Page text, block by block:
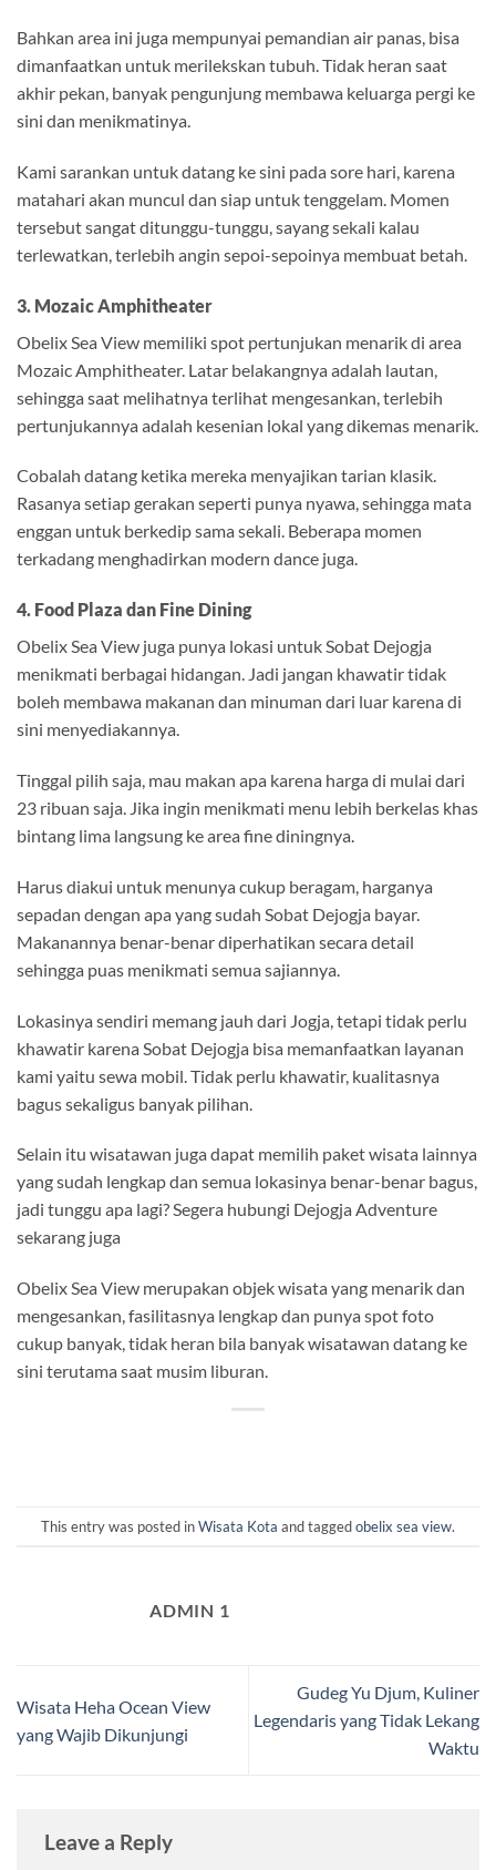
Bahkan area ini juga mempunyai pemandian air panas, bisa
dimanfaatkan untuk merilekskan tubuh. Tidak heran saat
akhir pekan, banyak pengunjung membawa keluarga pergi ke
sini dan menikmatinya.
Kami sarankan untuk datang ke sini pada sore hari, karena
matahari akan muncul dan siap untuk tenggelam. Momen
tersebut sangat ditunggu-tunggu, sayang sekali kalau
terlewatkan, terlebih angin sepoi-sepoinya membuat betah.
3. Mozaic Amphitheater
Obelix Sea View memiliki spot pertunjukan menarik di area
Mozaic Amphitheater. Latar belakangnya adalah lautan,
sehingga saat melihatnya terlihat mengesankan, terlebih
pertunjukannya adalah kesenian lokal yang dikemas menarik.
Cobalah datang ketika mereka menyajikan tarian klasik.
Rasanya setiap gerakan seperti punya nyawa, sehingga mata
enggan untuk berkedip sama sekali. Beberapa momen
terkadang menghadirkan modern dance juga.
4. Food Plaza dan Fine Dining
Obelix Sea View juga punya lokasi untuk Sobat Dejogja
menikmati berbagai hidangan. Jadi jangan khawatir tidak
boleh membawa makanan dan minuman dari luar karena di
sini menyediakannya.
Tinggal pilih saja, mau makan apa karena harga di mulai dari
23 ribuan saja. Jika ingin menikmati menu lebih berkelas khas
bintang lima langsung ke area fine diningnya.
Harus diakui untuk menunya cukup beragam, harganya
sepadan dengan apa yang sudah Sobat Dejogja bayar.
Makanannya benar-benar diperhatikan secara detail
sehingga puas menikmati semua sajiannya.
Lokasinya sendiri memang jauh dari Jogja, tetapi tidak perlu
khawatir karena Sobat Dejogja bisa memanfaatkan layanan
kami yaitu sewa mobil. Tidak perlu khawatir, kualitasnya
bagus sekaligus banyak pilihan.
Selain itu wisatawan juga dapat memilih paket wisata lainnya
yang sudah lengkap dan semua lokasinya benar-benar bagus,
jadi tunggu apa lagi? Segera hubungi Dejogja Adventure
sekarang juga
Obelix Sea View merupakan objek wisata yang menarik dan
mengesankan, fasilitasnya lengkap dan punya spot foto
cukup banyak, tidak heran bila banyak wisatawan datang ke
sini terutama saat musim liburan.
This entry was posted inWisata Kota and taggedobelix sea view.
ADMIN 1
Wisata Heha Ocean View
yang Wajib Dikunjungi
Gudeg Yu Djum, Kuliner
Legendaris yang Tidak Lekang
Waktu
Leave a Reply